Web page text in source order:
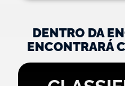
DENTRO DA
ENCONTRARÁ